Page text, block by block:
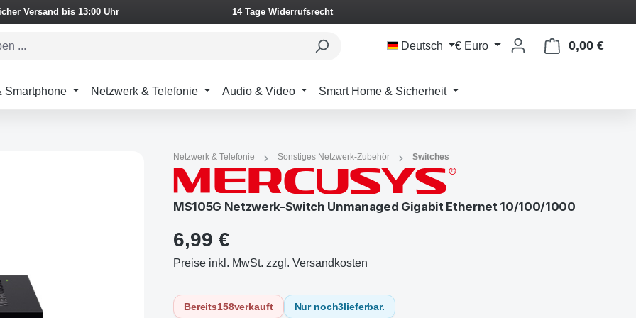
Versand bis 13:00 Uhr 14 Tage Widerrufsrecht
Deutsch € Euro 0,00 €
Smartphone Netzwerk & Telefonie Audio & Video Smart Home & Sicherheit
Netzwerk & Telefonie Sonstiges Netzwerk-Zubehör Switches
MS105G Netzwerk-Switch Unmanaged Gigabit Ethernet 10/100/1000
6,99 €
Preise inkl. MwSt. zzgl. Versandkosten
Bereits158verkauft Nur noch3lieferbar.